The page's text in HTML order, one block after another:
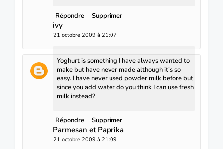
Répondre Supprimer
ivy
21 octobre 2009 à 21:07
Yoghurt is something I have always wanted to
make but have never made although it's so
easy. I have never used powder milk before but
since you add water do you think I can use fresh
milk instead?
Répondre Supprimer
Parmesan et Paprika
21 octobre 2009 à 21:09